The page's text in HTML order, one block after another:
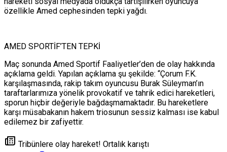
özellikle Amed cephesinden tepki yağdı.
AMED SPORTİF’TEN TEPKİ
Maç sonunda Amed Sportif Faaliyetler’den de olay hakkında
açıklama geldi. Yapılan açıklama şu şekilde: “Çorum F.K.
karşılaşmasında, rakip takım oyuncusu Burak Süleyman’ın
taraftarlarımıza yönelik provokatif ve tahrik edici hareketleri,
sporun hiçbir değeriyle bağdaşmamaktadır. Bu hareketlere
karşı müsabakanın hakem triosunun sessiz kalması ise kabul
edilemez bir zafiyettir.
Tribünlere olay hareket! Ortalık karıştı